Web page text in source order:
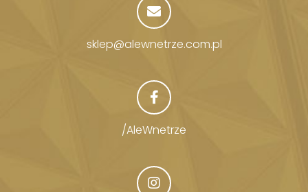
sklep@alewnetrze.com.pl
/AleWnetrze